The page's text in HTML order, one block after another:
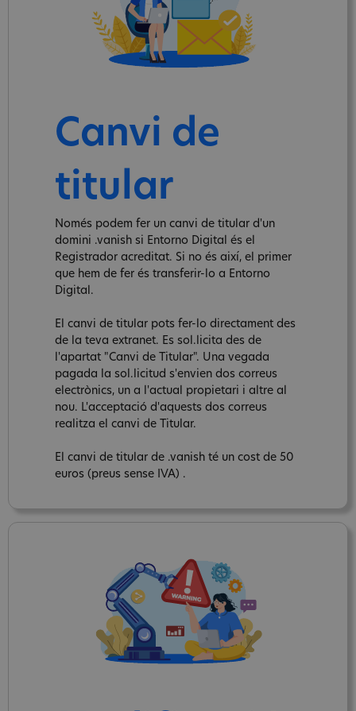
Canvi de
titular
Només podem fer un canvi de titular d'un
domini .vanish si Entorno Digital és el
Registrador acreditat. Si no és així, el primer
que hem de fer és transferir-lo a Entorno
Digital.
El canvi de titular pots fer-lo directament des
de la teva extranet. Es sol.licita des de
l'apartat "Canvi de Titular". Una vegada
pagada la sol.licitud s'envien dos correus
electrònics, un a l'actual propietari i altre al
nou. L'acceptació d'aquests dos correus
realitza el canvi de Titular.
El canvi de titular de .vanish té un cost de 50
euros (preus sense IVA) .